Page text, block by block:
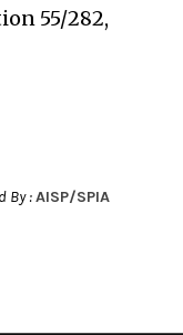
55/282,
By :AISP/SPIA